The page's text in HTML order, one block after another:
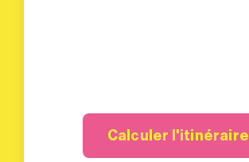
Calculer l'itinéraire